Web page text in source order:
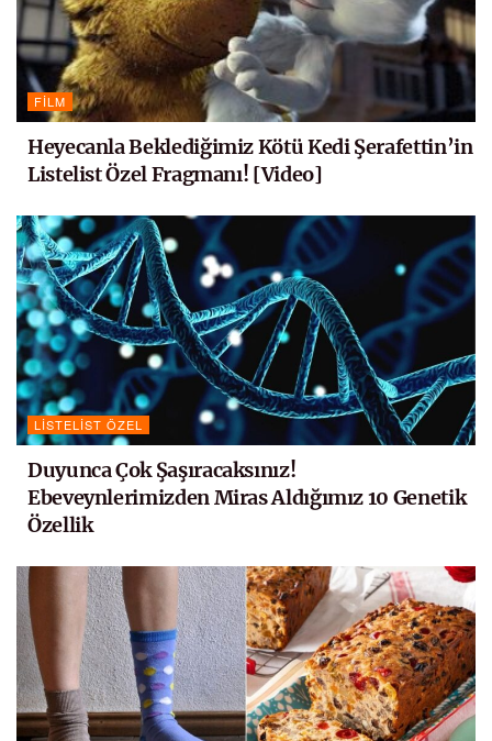
FILM
Heyecanla Beklediğimiz Kötü Kedi Şerafettin’in
Listelist Özel Fragmanı! [Video]
LISTELIST ÖZEL
Duyunca Çok Şaşıracaksınız!
Ebeveynlerimizden Miras Aldığımız 10 Genetik
Özellik